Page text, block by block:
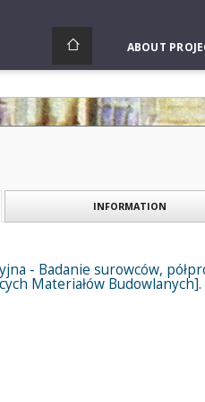
ABOUT
INFORMATION
- Badanie surowców,
Materiałów Budowlanych].